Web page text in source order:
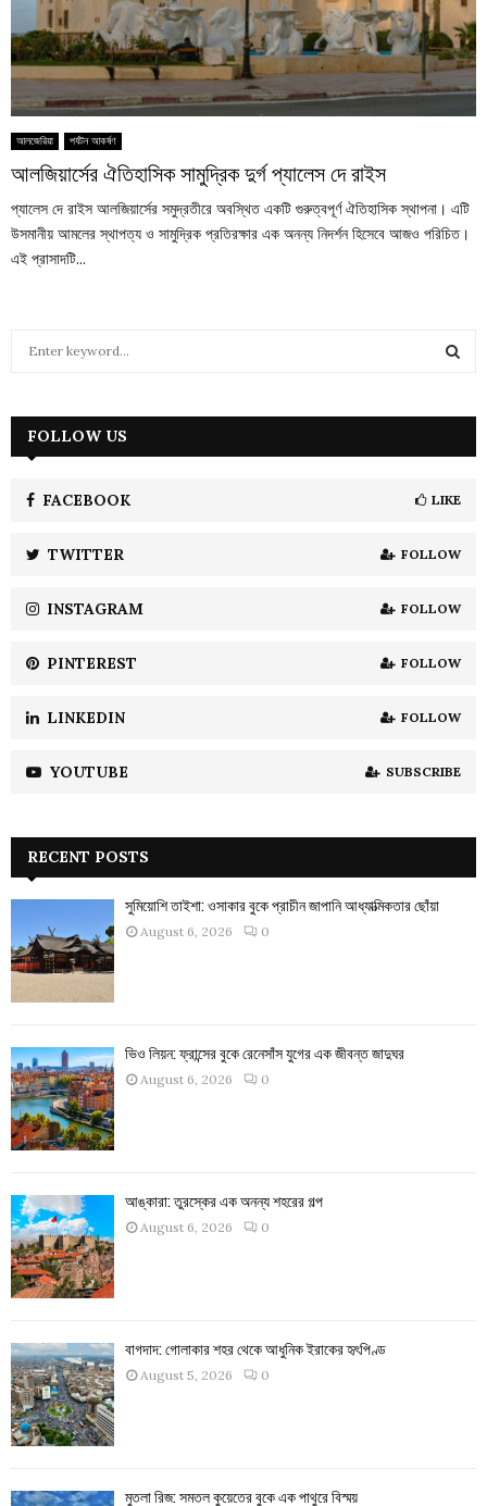
আলজেরিয়া পর্যটন আকর্ষণ
আলজিয়ার্সের ঐতিহাসিক সামুদ্রিক দুর্গ প্যালেস দে রাইস
প্যালেস দে রাইস আলজিয়ার্সের সমুদ্রতীরে অবস্থিত একটি গুরুত্বপূর্ণ ঐতিহাসিক স্থাপনা। এটি
উসমানীয় আমলের স্থাপত্য ও সামুদ্রিক প্রতিরক্ষার এক অনন্য নিদর্শন হিসেবে আজও পরিচিত।
এই প্রাসাদটি...
h
H
FOLLOW US
FACEBOOK LIKE
TWITTER FOLLOW
INSTAGRAM FOLLOW
PINTEREST FOLLOW
LINKEDIN FOLLOW
YOUTUBE SUBSCRIBE
RECENT POSTS
সুমিয়োশি তাইশা: ওসাকার বুকে প্রাচীন জাপানি আধ্যাত্মিকতার ছোঁয়া
August 6, 2026 0
ভিও লিয়ন: ফ্রান্সের বুকে রেনেসাঁস যুগের এক জীবন্ত জাদুঘর
August 6, 2026 0
আঙ্কারা: তুরস্কের এক অনন্য শহরের গল্প
August 6, 2026 0
বাগদাদ: গোলাকার শহর থেকে আধুনিক ইরাকের হৃৎপিণ্ড
August 5, 2026 0
মুতলা রিজ: সমতল কুয়েতের বুকে এক পাথুরে বিস্ময়